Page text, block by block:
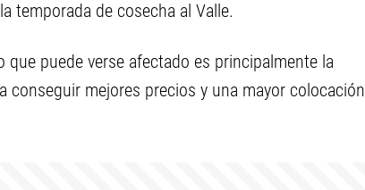
temporada de cosecha al Valle.
puede verse afectado es principalmente la
conseguir mejores precios y una mayor colocación